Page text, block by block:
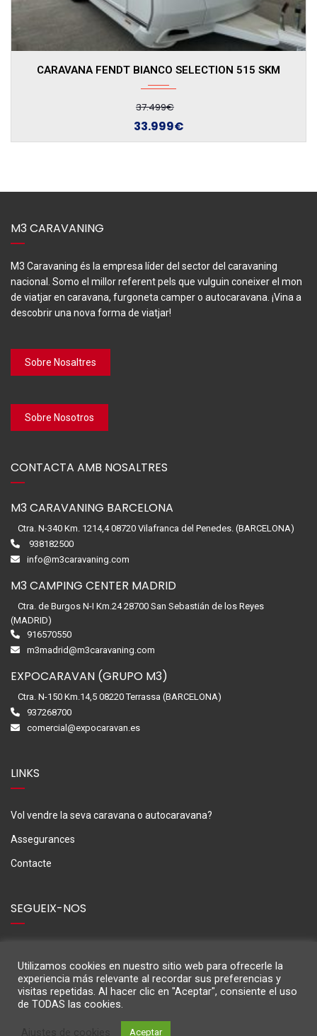
CARAVANA FENDT BIANCO ACTIV 390 FHS
31.890€
28.390€
M3 CARAVANING
M3 Caravaning és la empresa líder del sector del caravaning
nacional. Somo el millor referent pels que vulguin coneixer el mon
de viatjar en caravana, furgoneta camper o autocaravana. ¡Vina a
descobrir una nova forma de viatjar!
Sobre Nosaltres
Sobre Nosotros
CONTACTA AMB NOSALTRES
M3 CARAVANING BARCELONA
Ctra. N-340 Km. 1214,4 08720 Vilafranca del Penedes. (BARCELONA)
938182500
info@m3caravaning.com
M3 CAMPING CENTER MADRID
Ctra. de Burgos N-I Km.24 28700 San Sebastián de los Reyes
(MADRID)
916570550
m3madrid@m3caravaning.com
EXPOCARAVAN (GRUPO M3)
Ctra. N-150 Km.14,5 08220 Terrassa (BARCELONA)
937268700
comercial@expocaravan.es
LINKS
Vol vendre la seva caravana o autocaravana?
Assegurances
Contacte
SEGUEIX-NOS
Utilizamos cookies en nuestro sitio web para ofrecerle la
experiencia más relevante al recordar sus preferencias y
visitas repetidas. Al hacer clic en "Aceptar", consiente el uso
de TODAS las cookies.
Aceptar